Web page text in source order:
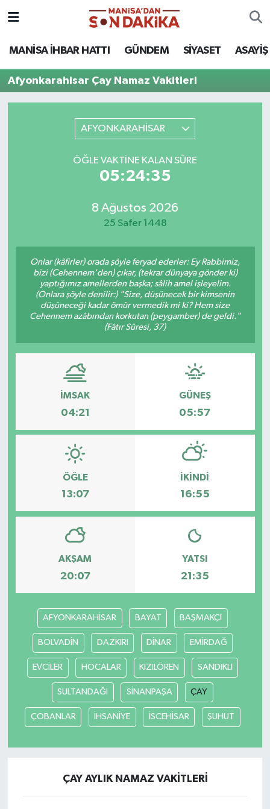
MANİSA İHBAR HATTI GÜNDEM SİYASET ASAYİŞ
Afyonkarahisar Çay Namaz Vakitleri
AFYONKARAHİSAR
ÖĞLE VAKTINE KALAN SÜRE
05:24:35
8 Ağustos 2026
25 Safer 1448
Onlar (kâfirler) orada şöyle feryad ederler: Ey Rabbimiz,
bizi (Cehennem'den) çıkar, (tekrar dünyaya gönder ki)
yaptığımız amellerden başka; sâlih amel işleyelim.
(Onlara şöyle denilir:) "Size, düşünecek bir kimsenin
düşüneceği kadar ömür vermedik mi ki? Hem size
Cehennem azâbından korkutan (peygamber) de geldi."
(Fâtır Sûresi, 37)
İMSAK
04:21
GÜNEŞ
05:57
ÖĞLE
13:07
İKINDI
16:55
AKŞAM
20:07
YATSI
21:35
AFYONKARAHİSAR BAYAT BAŞMAKÇI
BOLVADİN DAZKIRI DİNAR EMİRDAĞ
EVCİLER HOCALAR KIZILÖREN SANDIKLI
SULTANDAĞI SİNANPAŞA ÇAY
ÇOBANLAR İHSANİYE İSCEHİSAR ŞUHUT
ÇAY AYLIK NAMAZ VAKITLERI
ASAYİŞ
GÜNDEM
MAGAZİN
MANİSA'DA TRAFİK
YAŞAM
GİZLİLİK SÖZLEŞMESİ
İLETİŞİM
Hava Durumu
Trafik Durumu
Tüm Manşetler
Son Dakika Haberleri